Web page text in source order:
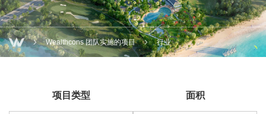
Wealthcons 团队实施的项目 行业
项目类型 面积